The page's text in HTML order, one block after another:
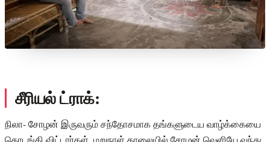
சீரியல் ட்ராக்:
நிலா- சோழன் இருவரும் சந்தோசமாக தங்களுடைய வாழ்க்கையை
தொடங்கி விட்டார்கள். மறுநாள் காலையில் சோழன் வெளியே வந்து